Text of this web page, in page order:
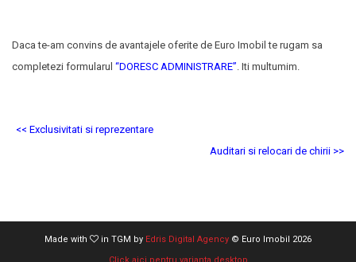
Daca te-am convins de avantajele oferite de Euro Imobil te rugam sa
completezi formularul “DORESC ADMINISTRARE”. Iti multumim.
<< Exclusivitati si reprezentare
Auditari si relocari de chirii >>
Made with in TGM by Edris Digital Agency © Euro Imobil 2026